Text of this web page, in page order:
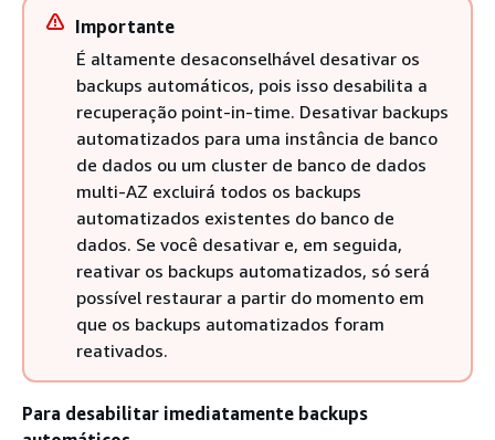
Importante
É altamente desaconselhável desativar os
backups automáticos, pois isso desabilita a
recuperação point-in-time. Desativar backups
automatizados para uma instância de banco
de dados ou um cluster de banco de dados
multi-AZ excluirá todos os backups
automatizados existentes do banco de
dados. Se você desativar e, em seguida,
reativar os backups automatizados, só será
possível restaurar a partir do momento em
que os backups automatizados foram
reativados.
Para desabilitar imediatamente backups